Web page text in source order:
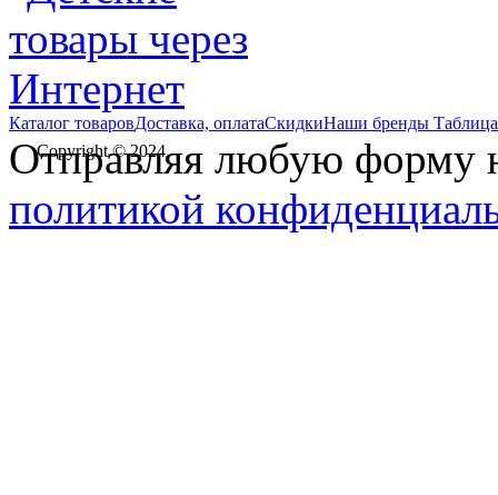
Каталог товаровДоставка, оплатаСкидкиНаши бренды
Copyright © 2024
Отправляя любую форму
политикой